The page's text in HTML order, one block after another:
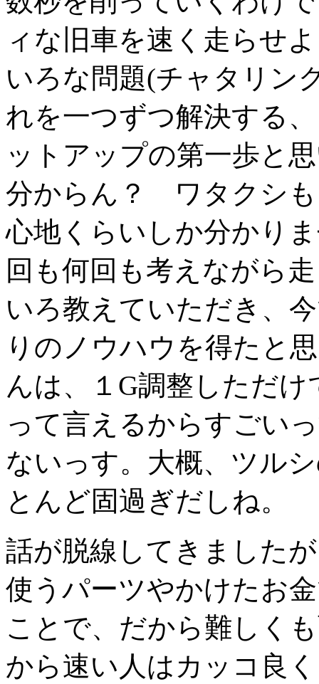
ィな旧車を速く走らせ
いろな問題(チャタリン
れを一つずつ解決する
ットアップの第一歩と
分からん？ ワタクシも
心地くらいしか分かり
回も何回も考えながら
いろ教えていただき、
りのノウハウを得たと
んは、１G調整しただ
って言えるからすごい
ないっす。大概、ツル
とんど固過ぎだしね。
話が脱線してきました
使うパーツやかけたお
ことで、だから難しく
から速い人はカッコ良